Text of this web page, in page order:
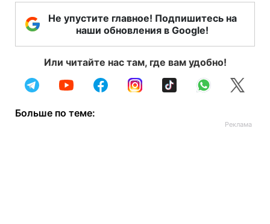
Не упустите главное! Подпишитесь на
наши обновления в Google!
Или читайте нас там, где вам удобно!
Больше по теме: